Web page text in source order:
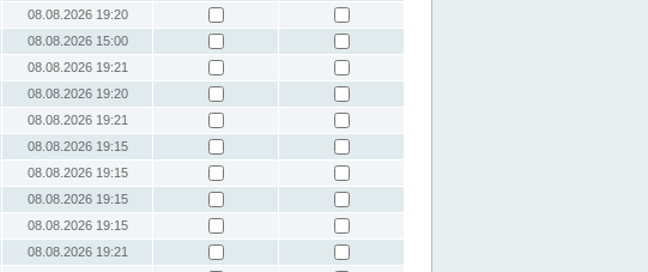
08.08.2026 19:20
08.08.2026 15:00
08.08.2026 19:21
08.08.2026 19:20
08.08.2026 19:21
08.08.2026 19:15
08.08.2026 19:15
08.08.2026 19:15
08.08.2026 19:15
08.08.2026 19:21